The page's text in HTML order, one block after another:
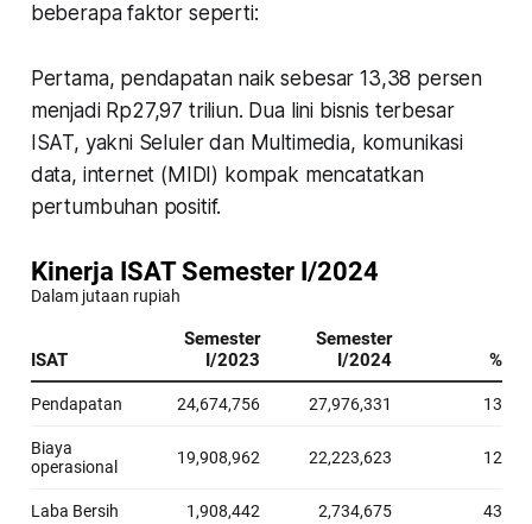
beberapa faktor seperti:
Pertama, pendapatan naik sebesar 13,38 persen
menjadi Rp27,97 triliun. Dua lini bisnis terbesar
ISAT, yakni Seluler dan Multimedia, komunikasi
data, internet (MIDI) kompak mencatatkan
pertumbuhan positif.